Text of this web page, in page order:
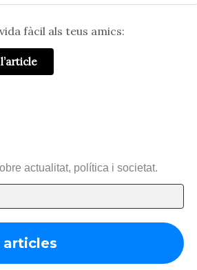
fàcil als teus amics:
actualitat, política i societat.